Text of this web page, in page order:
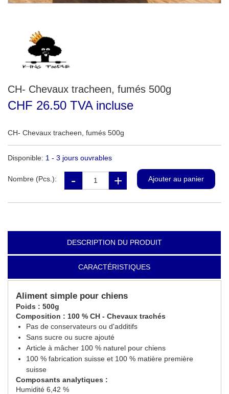
CH- Chevaux tracheen, fumés 500g
CHF 26.50 TVA incluse
CH- Chevaux tracheen, fumés 500g
Disponible: 1 - 3 jours ouvrables
Nombre (Pcs.):
DESCRIPTION DU PRODUIT
CARACTÉRISTIQUES
Aliment simple pour chiens
Poids : 500g
Composition : 100 % CH - Chevaux trachés
Pas de conservateurs ou d'additifs
Sans sucre ou sucre ajouté
Article à mâcher 100 % naturel pour chiens
100 % fabrication suisse et 100 % matière première
suisse
Composants analytiques :
Humidité 6,42 %